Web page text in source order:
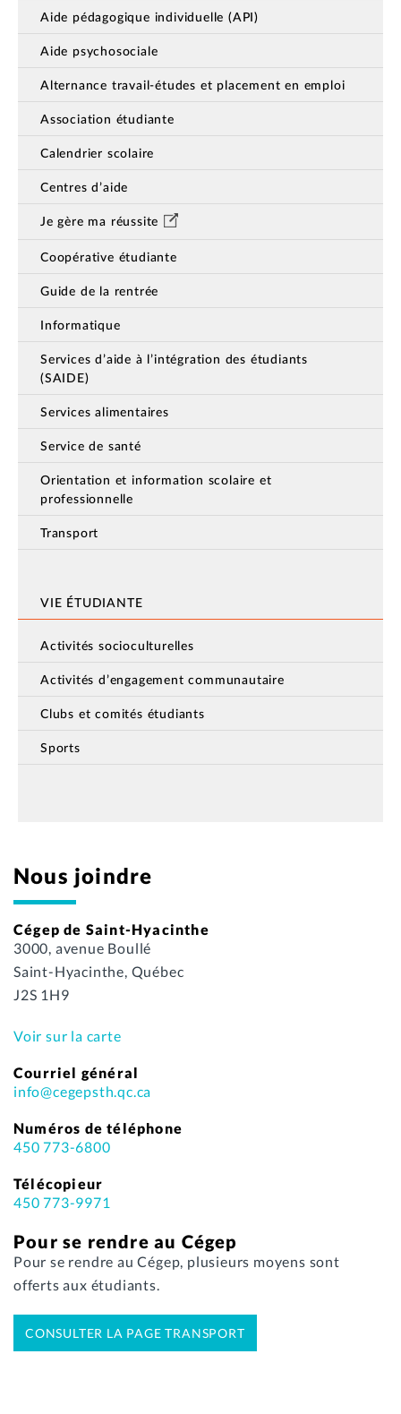
Aide pédagogique individuelle (API)
Aide psychosociale
Alternance travail-études et placement en emploi
Association étudiante
Calendrier scolaire
Centres d’aide
Je gère ma réussite
Coopérative étudiante
Guide de la rentrée
Informatique
Services d’aide à l’intégration des étudiants
(SAIDE)
Services alimentaires
Service de santé
Orientation et information scolaire et
professionnelle
Transport
VIE ÉTUDIANTE
Activités socioculturelles
Activités d’engagement communautaire
Clubs et comités étudiants
Sports
Nous joindre
Cégep de Saint-Hyacinthe
3000, avenue Boullé
Saint-Hyacinthe, Québec
J2S 1H9
Voir sur la carte
Courriel général
info@cegepsth.qc.ca
Numéros de téléphone
450 773-6800
Télécopieur
450 773-9971
Pour se rendre au Cégep
Pour se rendre au Cégep, plusieurs moyens sont
offerts aux étudiants.
CONSULTER LA PAGE TRANSPORT